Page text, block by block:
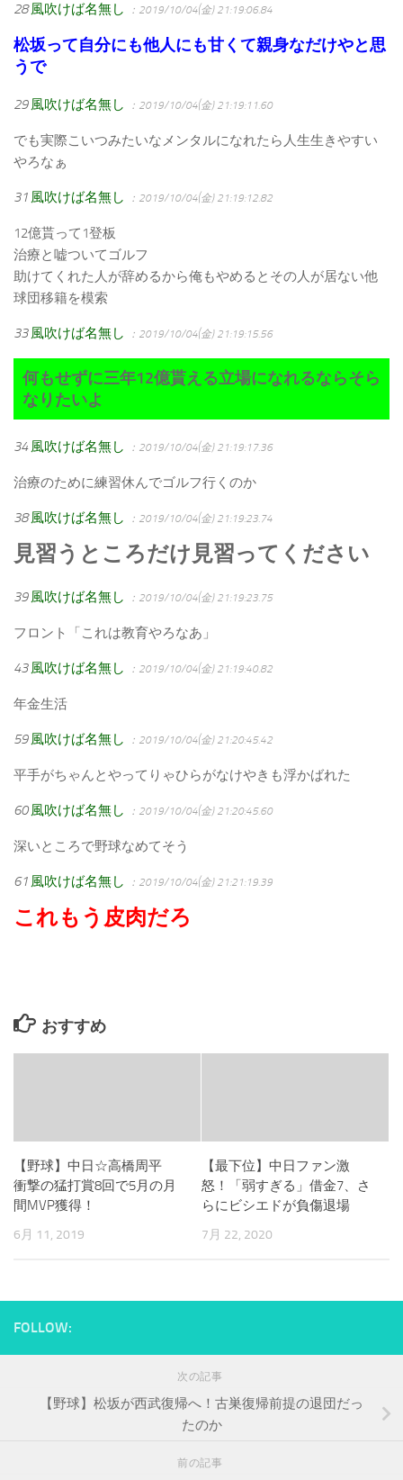
28 風吹けば名無し ：2019/10/04(金) 21:19:06.84
松坂って自分にも他人にも甘くて親身なだけやと思
うで
29 風吹けば名無し ：2019/10/04(金) 21:19:11.60
でも実際こいつみたいなメンタルになれたら人生生きやすい
やろなぁ
31 風吹けば名無し ：2019/10/04(金) 21:19:12.82
12億貰って1登板
治療と嘘ついてゴルフ
助けてくれた人が辞めるから俺もやめるとその人が居ない他
球団移籍を模索
33 風吹けば名無し ：2019/10/04(金) 21:19:15.56
何もせずに三年12億貰える立場になれるならそら
なりたいよ
34 風吹けば名無し ：2019/10/04(金) 21:19:17.36
治療のために練習休んでゴルフ行くのか
38 風吹けば名無し ：2019/10/04(金) 21:19:23.74
見習うところだけ見習ってください
39 風吹けば名無し ：2019/10/04(金) 21:19:23.75
フロント「これは教育やろなあ」
43 風吹けば名無し ：2019/10/04(金) 21:19:40.82
年金生活
59 風吹けば名無し ：2019/10/04(金) 21:20:45.42
平手がちゃんとやってりゃひらがなけやきも浮かばれた
60 風吹けば名無し ：2019/10/04(金) 21:20:45.60
深いところで野球なめてそう
61 風吹けば名無し ：2019/10/04(金) 21:21:19.39
これもう皮肉だろ
おすすめ
【野球】中日☆高橋周平
衝撃の猛打賞8回で5月の月
間MVP獲得！
6月 11, 2019
【最下位】中日ファン激
怒！「弱すぎる」借金7、さ
らにビシエドが負傷退場
7月 22, 2020
FOLLOW:
次の記事
【野球】松坂が西武復帰へ！古巣復帰前提の退団だっ
たのか
前の記事